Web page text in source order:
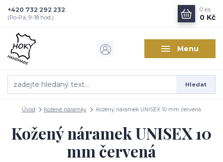
Menu
Hledat
+420 732 292 232
(Po-Pá, 9-18 hod.)
0 ks
0 Kč
Úvod Kožené náramky Kožený náramek UNISEX 10 mm červená
Kožený náramek UNISEX 10
mm červená